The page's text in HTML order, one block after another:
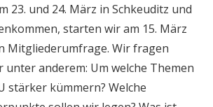
23. und 24. März in Schkeuditz und
starten wir am 15. März
Mitgliederumfrage. Wir fragen
anderem: Um welche Themen
stärker kümmern? Welche